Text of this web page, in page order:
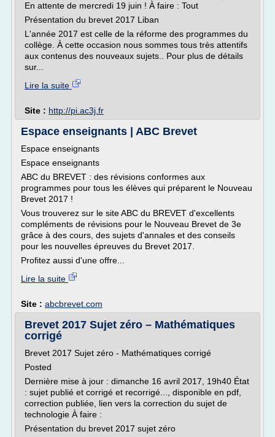
En attente de mercredi 19 juin ! À faire : Tout
Présentation du brevet 2017 Liban
L'année 2017 est celle de la réforme des programmes du
collège. À cette occasion nous sommes tous très attentifs
aux contenus des nouveaux sujets.. Pour plus de détails
sur...
Lire la suite
Site : http://pi.ac3j.fr
Espace enseignants | ABC Brevet
Espace enseignants
Espace enseignants
ABC du BREVET : des révisions conformes aux
programmes pour tous les élèves qui préparent le Nouveau
Brevet 2017 !
Vous trouverez sur le site ABC du BREVET d'excellents
compléments de révisions pour le Nouveau Brevet de 3e
grâce à des cours, des sujets d'annales et des conseils
pour les nouvelles épreuves du Brevet 2017.
Profitez aussi d'une offre...
Lire la suite
Site : abcbrevet.com
Brevet 2017 Sujet zéro – Mathématiques
corrigé
Brevet 2017 Sujet zéro - Mathématiques corrigé
Posted
Dernière mise à jour : dimanche 16 avril 2017, 19h40 État
: sujet publié et corrigé et recorrigé..., disponible en pdf,
correction publiée, lien vers la correction du sujet de
technologie À faire :
Présentation du brevet 2017 sujet zéro